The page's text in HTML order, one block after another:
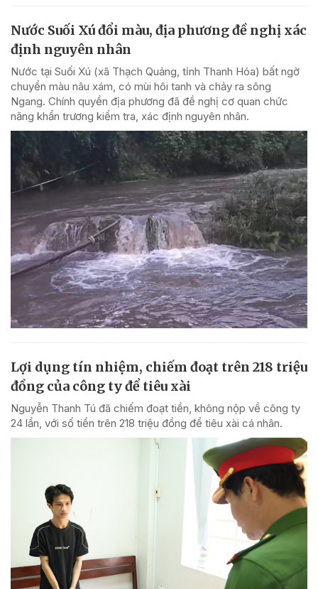
Nước Suối Xú đổi màu, địa phương đề nghị xác
định nguyên nhân
Nước tại Suối Xú (xã Thạch Quảng, tỉnh Thanh Hóa) bất ngờ
chuyển màu nâu xám, có mùi hôi tanh và chảy ra sông
Ngang. Chính quyền địa phương đã đề nghị cơ quan chức
năng khẩn trương kiểm tra, xác định nguyên nhân.
Lợi dụng tín nhiệm, chiếm đoạt trên 218 triệu
đồng của công ty để tiêu xài
Nguyễn Thanh Tú đã chiếm đoạt tiền, không nộp về công ty
24 lần, với số tiền trên 218 triệu đồng để tiêu xài cá nhân.